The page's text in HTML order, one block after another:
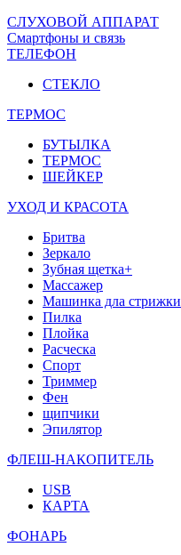
СЛУХОВОЙ АППАРАТ
Смартфоны и связь
ТЕЛЕФОН
СТЕКЛО
ТЕРМОС
БУТЫЛКА
ТЕРМОС
ШЕЙКЕР
УХОД И КРАСОТА
Бритва
Зеркало
Зубная щетка+
Массажер
Машинка дла стрижки
Пилка
Плойка
Расческа
Спорт
Триммер
Фен
щипчики
Эпилятор
ФЛЕШ-НАКОПИТЕЛЬ
USB
КАРТА
ФОНАРЬ